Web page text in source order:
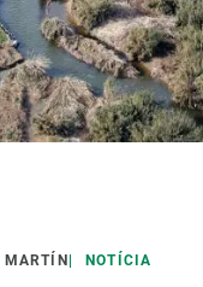
MARTÍN NOTÍCIA